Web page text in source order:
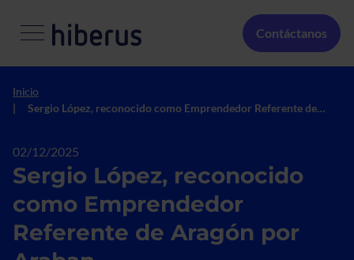
Menú Secundario
Contáctanos
Inicio
Sergio López, reconocido
como Emprendedor
Referente de Aragón por
02/12/2025